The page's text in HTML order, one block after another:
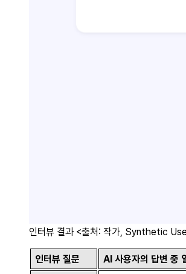
인터뷰 결과 <출처: 작가, Synthetic
인터뷰 질문
AI 사용자의 답변 중